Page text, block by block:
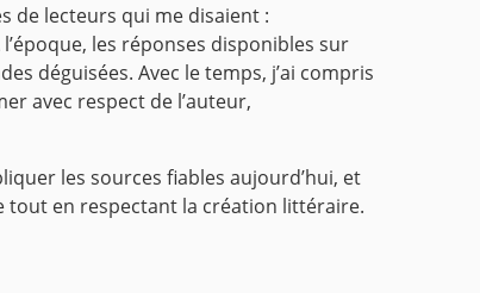
de lecteurs qui me disaient :
les réponses disponibles sur
déguisées. Avec le temps, j’ai compris
avec respect de l’auteur,
les sources fiables aujourd’hui, et
tout en respectant la création littéraire.